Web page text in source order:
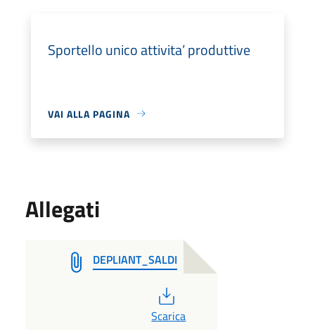
Sportello unico attivita’ produttive
VAI ALLA PAGINA
Allegati
DEPLIANT_SALDI
Scarica